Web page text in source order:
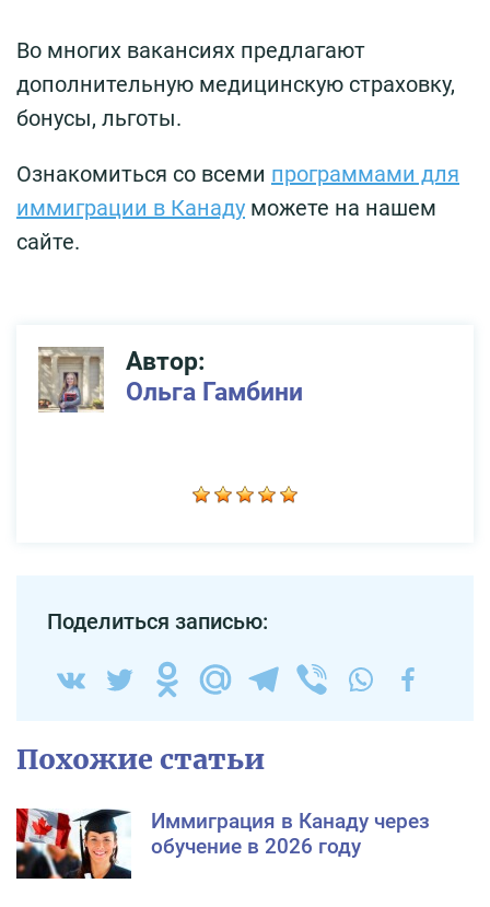
Во многих вакансиях предлагают
дополнительную медицинскую страховку,
бонусы, льготы.
Ознакомиться со всеми программами для
иммиграции в Канаду можете на нашем
сайте.
Автор:
Ольга Гамбини
Поделиться записью:
Похожие статьи
Иммиграция в Канаду через
обучение в 2026 году